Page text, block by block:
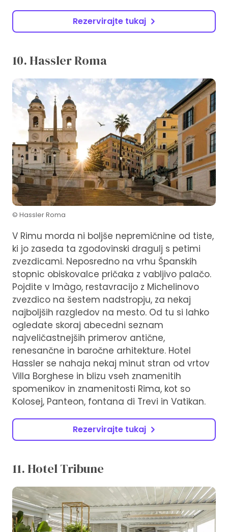
Rezervirajte tukaj
10. Hassler Roma
© Hassler Roma
V Rimu morda ni boljše nepremičnine od tiste,
ki jo zaseda ta zgodovinski dragulj s petimi
zvezdicami. Neposredno na vrhu Španskih
stopnic obiskovalce pričaka z vabljivo palačo.
Pojdite v Imàgo, restavracijo z Michelinovo
zvezdico na šestem nadstropju, za nekaj
najboljših razgledov na mesto. Od tu si lahko
ogledate skoraj abecedni seznam
najveličastnejših primerov antične,
renesančne in baročne arhitekture. Hotel
Hassler se nahaja nekaj minut stran od vrtov
Villa Borghese in blizu vseh znamenitih
spomenikov in znamenitosti Rima, kot so
Kolosej, Panteon, fontana di Trevi in ​​Vatikan.
Rezervirajte tukaj
11. Hotel Tribune